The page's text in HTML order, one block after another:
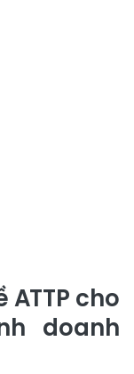
cho
doanh